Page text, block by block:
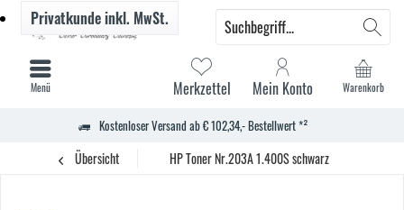
Kostenloser Versand ab € 102,34,- Bestellwert *²
Warenkorb
Merkzettel Mein Konto
Privatkundeinkl. MwSt.
Menü
Übersicht HP Toner Nr.203A 1.400S schwarz